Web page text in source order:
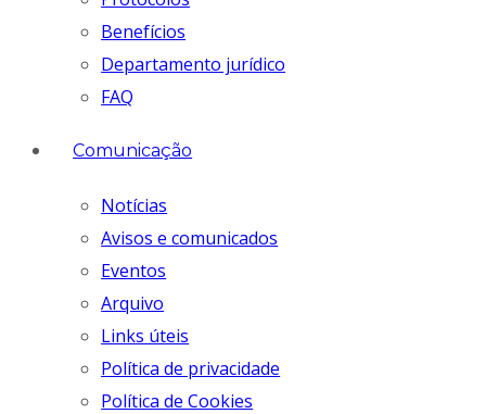
Benefícios
Departamento jurídico
FAQ
Comunicação
Notícias
Avisos e comunicados
Eventos
Arquivo
Links úteis
Política de privacidade
Política de Cookies